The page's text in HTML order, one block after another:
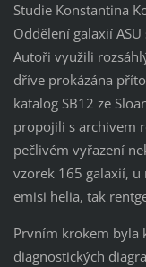
Studie Konstantina
Oddělení galaxií
Autoři využili
dříve prokázána
katalog SB12 ze
propojili s archivem
pečlivém vyřazení
vzorek 165 galaxií,
emisi helia, tak
Prvním krokem byla
diagnostických